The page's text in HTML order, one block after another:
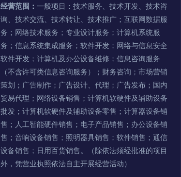
经营范围： 一般项目：技术服务、技术开发、技术咨
询、技术交流、技术转让、技术推广；互联网数据服
务；网络技术服务；专业设计服务；计算机系统服
务；信息系统集成服务；软件开发；网络与信息安全
软件开发；计算机及办公设备维修；信息咨询服务
（不含许可类信息咨询服务）；财务咨询；市场营销
策划；广告制作；广告设计、代理；广告发布；国内
贸易代理；网络设备销售；计算机软硬件及辅助设备
批发；计算机软硬件及辅助设备零售；计算器设备销
售；人工智能硬件销售；电子产品销售；办公设备销
售；音响设备销售；照明器具销售；软件销售；通信
设备销售；日用百货销售。（除依法须经批准的项目
外，凭营业执照依法自主开展经营活动）